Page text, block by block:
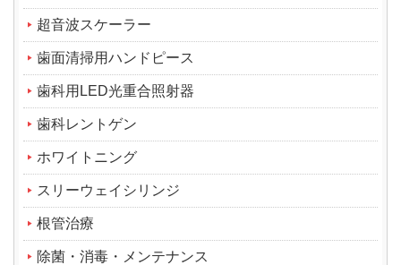
超音波スケーラー
歯面清掃用ハンドピース
歯科用LED光重合照射器
歯科レントゲン
ホワイトニング
スリーウェイシリンジ
根管治療
除菌・消毒・メンテナンス